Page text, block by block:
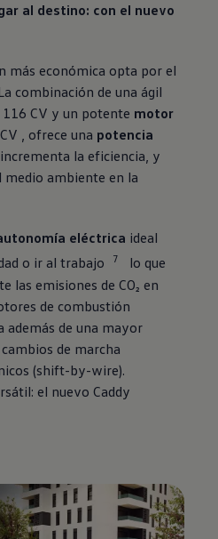
al destino: con el nuevo
más económica opta por el
combinación de una ágil
116 CV y un potente motor
, ofrece una potencia
la eficiencia, y
ambiente en la
eléctrica ideal
o ir al trabajo
7
lo que
las emisiones de CO₂ en
de combustión
además de una mayor
de marcha
(shift-by-wire).
el nuevo Caddy